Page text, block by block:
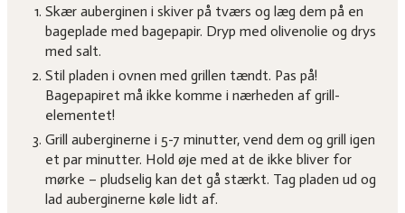
Skær auberginen i skiver på tværs og læg dem på en
bageplade med bagepapir. Dryp med olivenolie og drys
med salt.
Stil pladen i ovnen med grillen tændt. Pas på!
Bagepapiret må ikke komme i nærheden af grill-
elementet!
Grill auberginerne i 5-7 minutter, vend dem og grill igen
et par minutter. Hold øje med at de ikke bliver for
mørke – pludselig kan det gå stærkt. Tag pladen ud og
lad auberginerne køle lidt af.